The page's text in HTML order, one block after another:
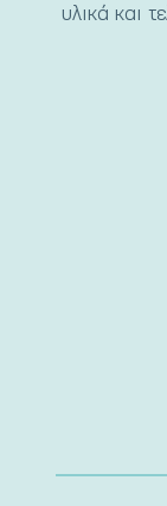
υλικά και